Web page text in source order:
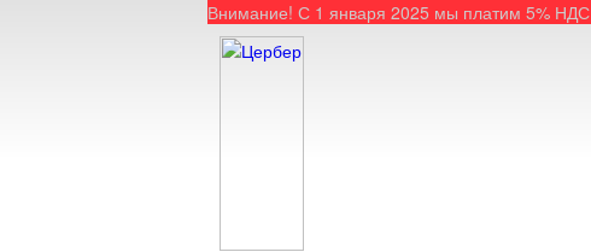
Внимание! С 1 января 2025 мы платим 5% НДС